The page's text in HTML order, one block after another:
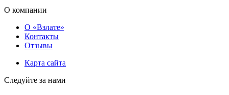
О компании
О «Взлате»
Контакты
Отзывы
Карта сайта
Следуйте за нами